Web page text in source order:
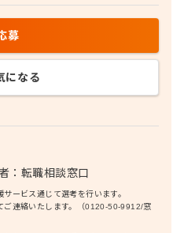
： 転職相談窓口
ービス通じて選考を行います。
ご連絡いたします。（0120-50-9912/窓
募
になる